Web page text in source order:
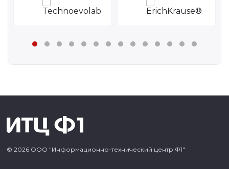
© 2026 ООО "Информационно-технический центр Ф1"